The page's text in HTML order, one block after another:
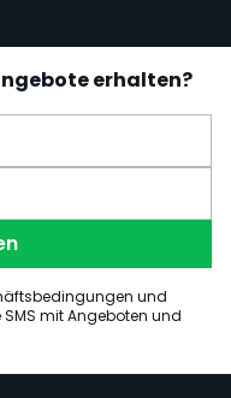
erhalten?
und
mit Angeboten und